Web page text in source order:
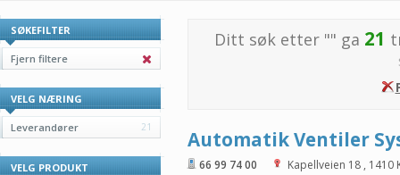
SØKEFILTER
Fjern filtere
VELG NÆRING
Leverandører 21
VELG PRODUKT
Ditt søk etter "" ga 21
Automatik Ventiler
66 99 74 00 Kapellveien 18 , 1410